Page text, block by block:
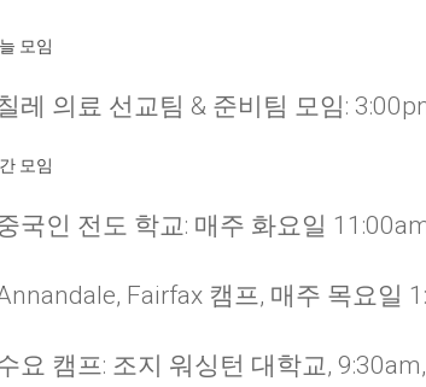
모임
레 의료 선교팀 & 준비팀 모임:
모임
국인 전도 학교: 매주 화요일
Fairfax 캠프, 매주 목요일
요 캠프: 조지 워싱턴 대학교,